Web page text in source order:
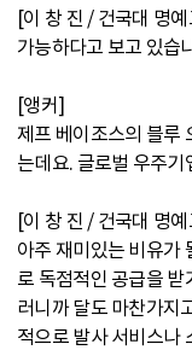
[이 창 진 / 건국대 명
가능하다고 보고 있습
[앵커]
제프 베이조스의 블루
는데요. 글로벌 우주
[이 창 진 / 건국대 명
아주 재미있는 비유가
로 독점적인 공급을
러니까 달도 마찬가지
적으로 발사 서비스나